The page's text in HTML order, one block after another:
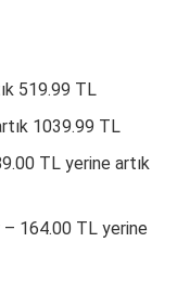
519.99 TL
1039.99 TL
TL yerine artık
164.00 TL yerine